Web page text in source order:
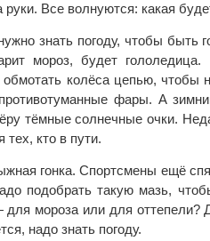
руки. Все волнуются: какая
знать погоду, чтобы быть
мороз, будет
колёса цепью, чтобы
фары. А
тёмные солнечные очки.
кто в пути.
гонка. Спортсмены ещё
подобрать такую мазь,
для мороза или для оттепели?
надо знать погоду.